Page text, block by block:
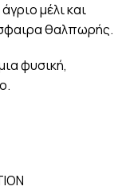
μέλι και
θαλπωρής.
φυσική,